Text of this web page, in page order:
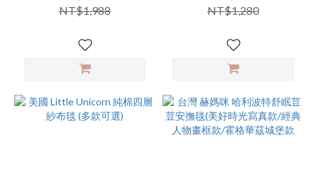
NT$1,988
NT$1,280